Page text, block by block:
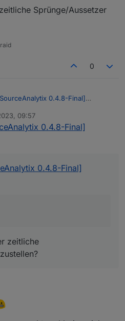
nicht ob das der Fehler ist,
Sprünge/Aussetzer
0
0.4.8-Final]
der gleiche fehler
09:57
0.4.8-Final]
0.4.8-Final]
zeitliche